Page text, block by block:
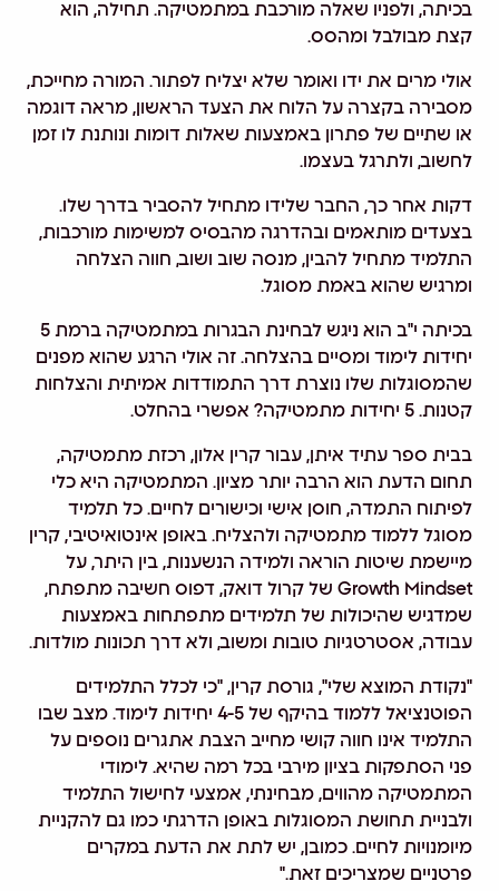
בכיתה, ולפניו שאלה מורכבת במתמטיקה. תחילה, הוא
קצת מבולבל ומהסס.
אולי מרים את ידו ואומר שלא יצליח לפתור. המורה מחייכת,
מסבירה בקצרה על הלוח את הצעד הראשון, מראה דוגמה
או שתיים של פתרון באמצעות שאלות דומות ונותנת לו זמן
לחשוב, ולתרגל בעצמו.
דקות אחר כך, החבר שלידו מתחיל להסביר בדרך שלו.
בצעדים מותאמים ובהדרגה מהבסיס למשימות מורכבות,
התלמיד מתחיל להבין, מנסה שוב ושוב, חווה הצלחה
ומרגיש שהוא באמת מסוגל.
בכיתה י"ב הוא ניגש לבחינת הבגרות במתמטיקה ברמת 5
יחידות לימוד ומסיים בהצלחה. זה אולי הרגע שהוא מפנים
שהמסוגלות שלו נוצרת דרך התמודדות אמיתית והצלחות
קטנות. 5 יחידות מתמטיקה? אפשרי בהחלט.
בבית ספר עתיד איתן, עבור קרין אלון, רכזת מתמטיקה,
תחום הדעת הוא הרבה יותר מציון. המתמטיקה היא כלי
לפיתוח התמדה, חוסן אישי וכישורים לחיים. כל תלמיד
מסוגל ללמוד מתמטיקה ולהצליח. באופן אינטואיטיבי, קרין
מיישמת שיטות הוראה ולמידה הנשענות, בין היתר, על
Growth Mindset של קרול דואק, דפוס חשיבה מתפתח,
שמדגיש שהיכולות של תלמידים מתפתחות באמצעות
עבודה, אסטרטגיות טובות ומשוב, ולא דרך תכונות מולדות.
"נקודת המוצא שלי", גורסת קרין, "כי לכלל התלמידים
הפוטנציאל ללמוד בהיקף של 4-5 יחידות לימוד. מצב שבו
התלמיד אינו חווה קושי מחייב הצבת אתגרים נוספים על
פני הסתפקות בציון מירבי בכל רמה שהיא. לימודי
המתמטיקה מהווים, מבחינתי, אמצעי לחישול התלמיד
ולבניית תחושת המסוגלות באופן הדרגתי כמו גם להקניית
מיומנויות לחיים. כמובן, יש לתת את הדעת במקרים
פרטניים שמצריכים זאת."